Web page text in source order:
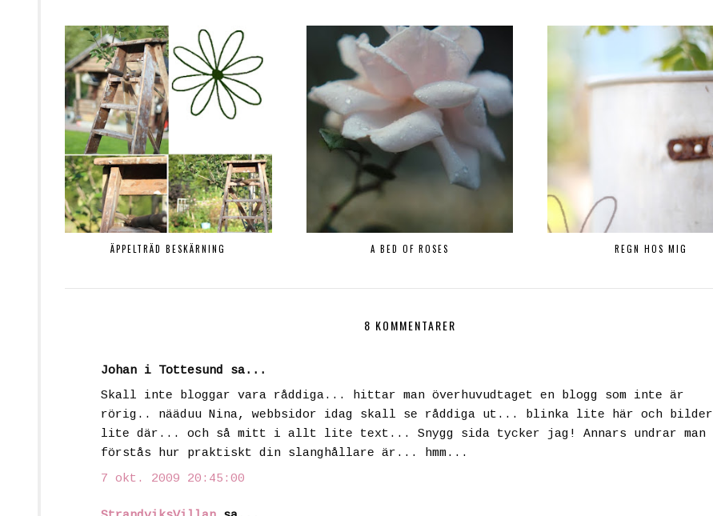
ÄPPELTRÄD BESKÄRNING A BED OF ROSES REGN HOS MIG
8 KOMMENTARER
Johan i Tottesund sa...
Skall inte bloggar vara råddiga... hittar man överhuvudtaget en blogg som inte är
rörig.. nääduu Nina, webbsidor idag skall se råddiga ut... blinka lite här och bilder
lite där... och så mitt i allt lite text... Snygg sida tycker jag! Annars undrar man
förstås hur praktiskt din slanghållare är... hmm...
7 okt. 2009 20:45:00